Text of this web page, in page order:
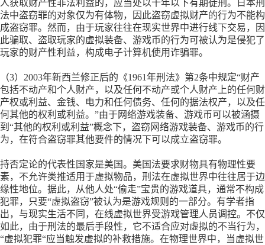
人获取财产性非法利益的，应当处以十年以下有期徒刑。日本刑
法中盗窃罪的对象仅为有体物，因此盗窃虚拟财产的行为不能构
成盗窃罪。然而，由于玩家往往在现实世界中进行线下交易，因
此骗取、盗取玩家的虚拟装备、游戏币的行为可被认为是侵犯了
玩家的财产性利益，构成电子计算机使用诈骗罪。
（3）2003年新西兰修正后的《1961年刑法》第2条中规定“财产
包括不动产和个人财产，以及任何不动产或个人财产上的任何财
产权或利益、金钱、电力和任何债务、任何的据法权产，以及任
何其他的权利或利益。”由于网络游戏装备、游戏币可以被涵摄
到“其他的权利或利益”概念下，盗窃网络游戏装备、游戏币的行
为，在符合盗窃罪其他要件的情况下可以成立盗窃罪。
持否定论的代表性国家是美国。美国法要求财物具有物理性要
素，不允许类推适用于虚拟物品，刑法在虚拟世界中往往居于边
缘性地位。据此，从他人处“偷走”宝贵的游戏道具，通常不构成
犯罪，只要“虚拟盗窃”被认为是游戏规则的一部分。有学者指
出，与现实生活不同，在线虚拟世界受游戏管理人员调控。不仅
如此，由于刑法的最后手段性，它不适合应对虚拟的不当行为，
“虚拟犯罪“应当触发虚拟的补救措施。在物理世界中，当虚拟世